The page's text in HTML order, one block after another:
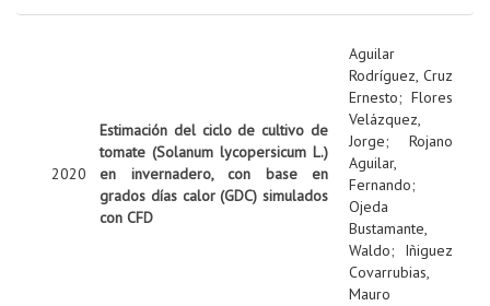
2020
Estimación del ciclo de cultivo de
tomate (Solanum lycopersicum L.)
en invernadero, con base en
grados días calor (GDC) simulados
con CFD
Aguilar
Rodríguez, Cruz
Ernesto; Flores
Velázquez,
Jorge; Rojano
Aguilar,
Fernando;
Ojeda
Bustamante,
Waldo; Iñiguez
Covarrubias,
Mauro